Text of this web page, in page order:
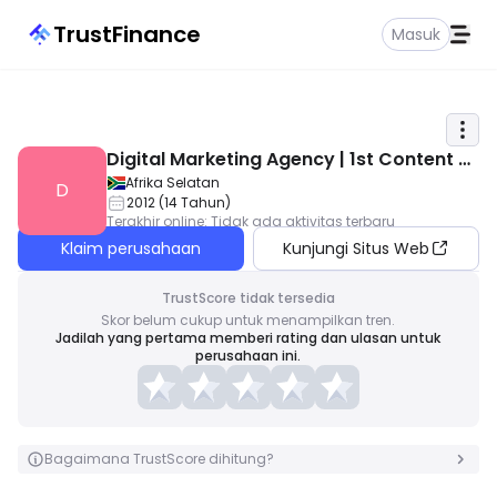
TrustFinance Masuk
D
Digital Marketing Agency | 1st Content Di
gitalAfrika Selatan
2012(14Tahun)
Terakhir online: Tidak ada aktivitas terbaru
Klaim perusahaan Kunjungi Situs Web
TrustScore tidak tersedia
Skor belum cukup untuk menampilkan tren.
Jadilah yang pertama memberi rating dan ulasan untuk
perusahaan ini.
Bagaimana TrustScore dihitung?